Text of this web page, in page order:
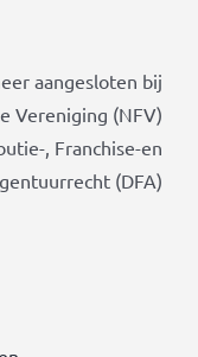
aangesloten bij
Vereniging (NFV)
, Franchise-en
(DFA)